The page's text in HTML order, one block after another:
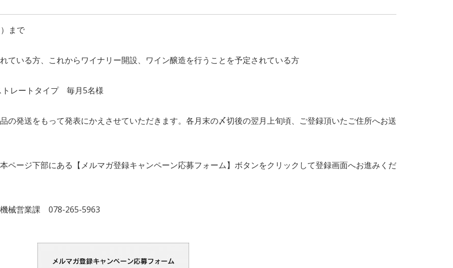
まで
ている方、これからワイナリー開設、ワイン醸造を行うことを予定されている方
トレートタイプ 毎月5名様
の発送をもって発表にかえさせていただきます。各月末の〆切後の翌月上旬頃、ご登録頂いたご住所へお送
ページ下部にある【メルマガ登録キャンペーン応募フォーム】ボタンをクリックして登録画面へお進みくだ
機械営業課 078-265-5963